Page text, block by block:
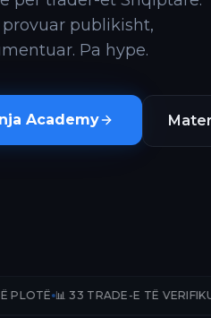
provuar publikisht,
Pa hype.
Academy
E TË VERIFIKUARA 📈